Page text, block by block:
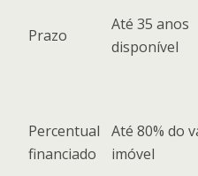
Prazo
Até 35 anos
disponível
Percentual
financiado
Até 80% do
imóvel